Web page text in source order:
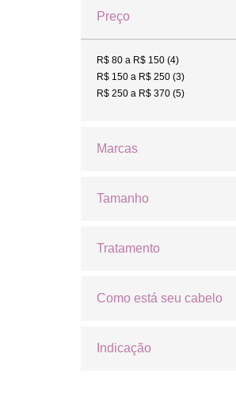
Preço
R$ 80 a R$ 150 (4)
R$ 150 a R$ 250 (3)
R$ 250 a R$ 370 (5)
Marcas
Tamanho
Tratamento
Como está seu cabelo
Indicação